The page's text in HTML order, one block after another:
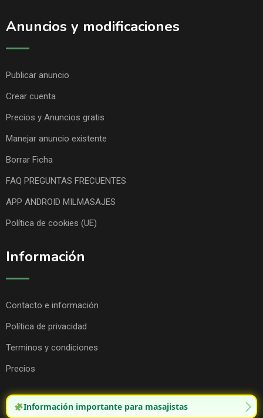
Anuncios y modificaciones
Publicar anuncio
Crear cuenta
Precios y Anuncios gratis
Manejar anuncio existente
Borrar Ficha
FAQ PREGUNTAS FRECUENTES
APP ANDROID MILMASAJES
Política de cookies (UE)
Información
Contacto e información
Política de privacidad
Terminos y condiciones
Precios
Información importante para masajistas